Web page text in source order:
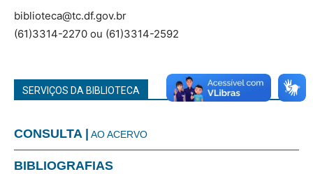
biblioteca@tc.df.gov.br
(61)3314-2270 ou (61)3314-2592
SERVIÇOS DA BIBLIOTECA
CONSULTA | AO ACERVO
BIBLIOGRAFIAS